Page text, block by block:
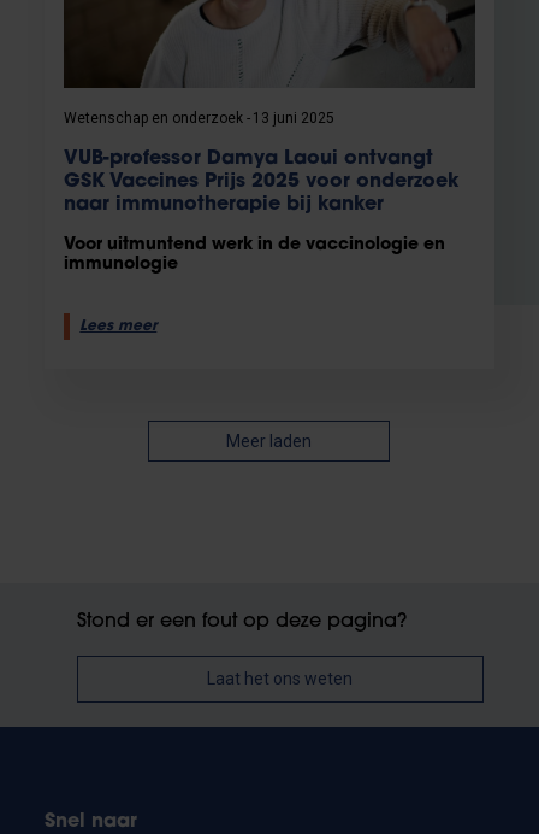
Wetenschap en onderzoek 13 juni 2025
VUB-professor Damya Laoui ontvangt
GSK Vaccines Prijs 2025 voor onderzoek
naar immunotherapie bij kanker
Voor uitmuntend werk in de vaccinologie en
immunologie
Lees meer
Meer laden
Stond er een fout op deze pagina?
Laat het ons weten
Snel naar